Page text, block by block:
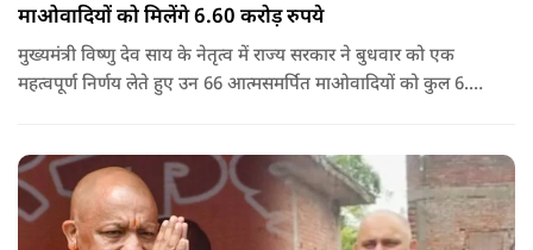
माओवादियों को मिलेंगे 6.60 करोड़ रुपये
मुख्यमंत्री विष्णु देव साय के नेतृत्व में राज्य सरकार ने बुधवार को एक
महत्वपूर्ण निर्णय लेते हुए उन 66 आत्मसमर्पित माओवादियों को कुल 6.60